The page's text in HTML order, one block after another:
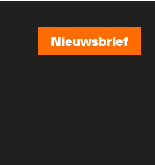
Nieuwsbrief